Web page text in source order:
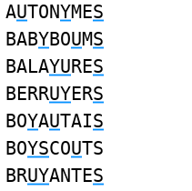
AUTONYMES
BABYBOUMS
YURES
UYERS
BOYAUTAIS
BOYSCOUTS
UYANTES